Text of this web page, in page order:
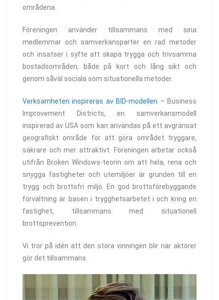
områdena.
Föreningen använder tillsammans med sina
medlemmar och samverkansparter en rad metoder
och insatser i syfte att skapa trygga och trivsamma
bostadsområden, både på kort och lång sikt och
genom såväl sociala som situationella metoder.
Verksamheten inspireras av BID-modellen – Business
Improvement Districts, en samverkansmodell
inspirerad av USA som kan användas på ett avgränsat
geografiskt område för att göra området tryggare,
säkrare och mer attraktivt. Föreningen arbetar också
utifrån Broken Windows-teorin om att hela, rena och
snygga fastigheter och utemiljöer är grunden till en
trygg och brottsfri miljö. En god brottsförebyggande
förvaltning är basen i trygghetsarbetet i och kring en
fastighet, tillsammans med situationell
brottsprevention.
Vi tror på idén att den stora vinningen blir när aktörer
gör det tillsammans.